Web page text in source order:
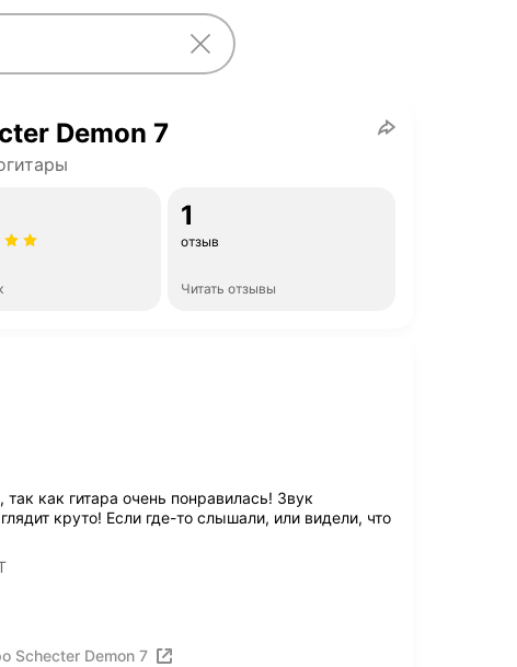
Demon 7
1
отзыв
Читать отзывы
как гитара очень понравилась! Звук
круто! Если где-то слышали, или видели, что
Schecter Demon 7